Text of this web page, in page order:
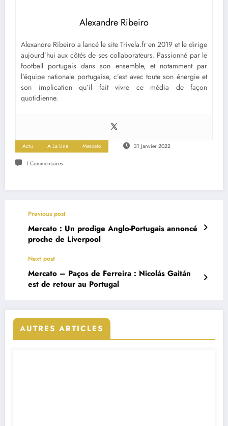
Alexandre Ribeiro
Alexandre Ribeiro a lancé le site Trivela.fr en 2019 et le dirige
aujourd’hui aux côtés de ses collaborateurs. Passionné par le
football portugais dans son ensemble, et notamment par
l’équipe nationale portugaise, c’est avec toute son énergie et
son implication qu’il fait vivre ce média de façon
quotidienne.
Actu A La Une Mercato 31 Janvier 2022
1 Commentaires
Previous post
Mercato : Un prodige Anglo-Portugais annoncé
proche de Liverpool
Next post
Mercato – Paços de Ferreira : Nicolás Gaitán
est de retour au Portugal
AUTRES ARTICLES